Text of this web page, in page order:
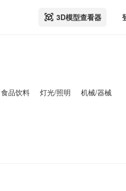
3D模型查看器
食品饮料 灯光/照明 机械/器械